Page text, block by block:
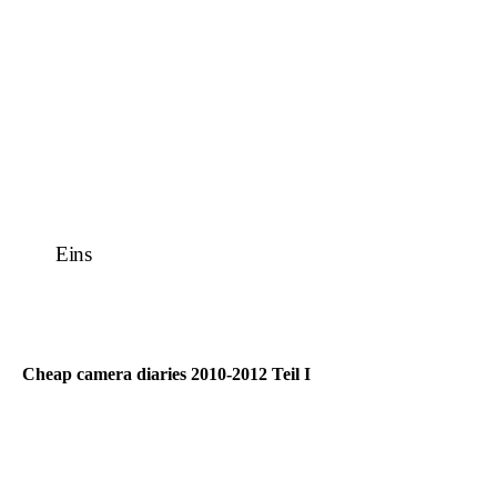
Eins
Cheap camera diaries 2010-2012 Teil I